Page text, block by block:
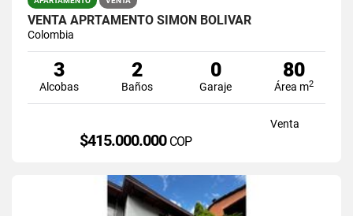
VENTA APRTAMENTO SIMON BOLIVAR
Colombia
3
Alcobas
2
Baños
0
Garaje
80
Área m2
Venta
$415.000.000 COP